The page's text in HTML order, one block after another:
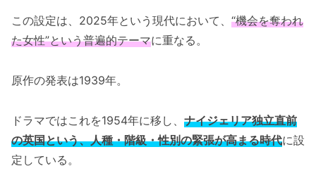
この設定は、2025年という現代において、 “機会を奪われ
た女性”という普遍的テーマに重なる。
原作の発表は1939年。
ドラマではこれを1954年に移し、 ナイジェリア独立直前
の英国という、人種・階級・性別の緊張が高まる時代に設
定している。